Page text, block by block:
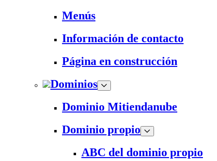
Menús
Información de contacto
Página en construcción
Dominios
Dominio Mitiendanube
Dominio propio
ABC del dominio propio